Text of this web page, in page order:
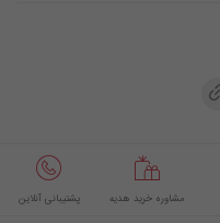
مشاوره خرید هدیه پشتیبانی آنلاین